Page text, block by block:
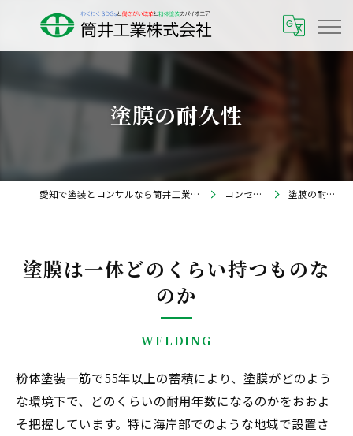
塗膜の耐久性
愛知で塗装とコンサルなら筒井工業株式会社 コンセプト 塗膜の耐久性
塗膜は一体どのくらい持つものな
のか
WELDING
粉体塗装一筋で55年以上の蓄積により、塗膜がどのよう
な環境下で、どのくらいの耐用年数になるのかをおおよ
そ把握しています。特に海岸部でのような地域で設置さ